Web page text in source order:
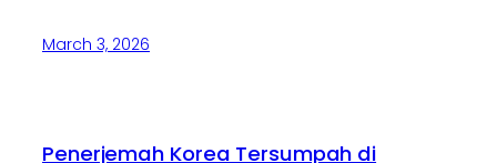
March 3, 2026
Penerjemah Korea Tersumpah di